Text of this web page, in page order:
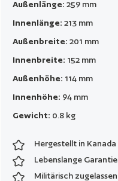
Außenlänge:259 mm
Innenlänge:213 mm
Außenbreite:201 mm
Innenbreite: 152 mm
Außenhöhe: 114 mm
Innenhöhe: 94 mm
Gewicht: 0.8 kg
Hergestellt in Kanada
Lebenslange Garantie
Militärisch zugelassen